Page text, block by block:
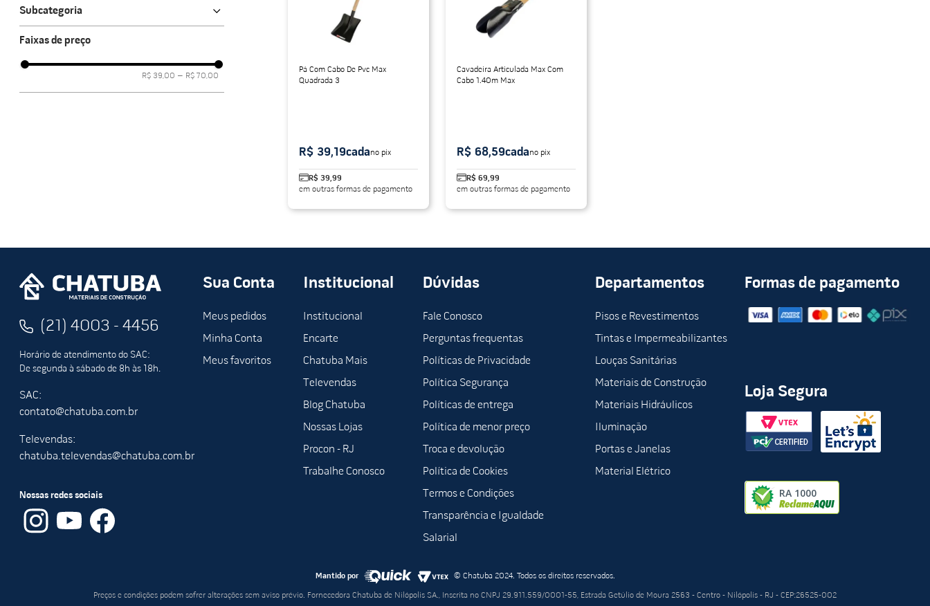
Subcategoria
Ferramentas para obra
Faixas de preço
R$ 39,00 – R$ 70,00
Pá Com Cabo De Pvc Max
Quadrada 3
R$ 39,99
em outras formas de pagamento
R$ 39,19cadano pix
Cavadeira Articulada Max Com
Cabo 1.40m Max
R$ 69,99
em outras formas de pagamento
R$ 68,59cadano pix
(21) 4003 - 4456
Horário de atendimento do SAC:
De segunda à sábado de 8h às 18h.
SAC:
contato@chatuba.com.br
Televendas:
chatuba.televendas@chatuba.com.br
Nossas redes sociais
Sua Conta
Meus pedidos
Minha Conta
Meus favoritos
Institucional
Institucional
Encarte
Chatuba Mais
Televendas
Blog Chatuba
Nossas Lojas
Procon - RJ
Trabalhe Conosco
Dúvidas
Fale Conosco
Perguntas frequentas
Políticas de Privacidade
Política Segurança
Políticas de entrega
Política de menor preço
Troca e devolução
Política de Cookies
Termos e Condições
Transparência e Igualdade
Salarial
Departamentos
Pisos e Revestimentos
Tintas e Impermeabilizantes
Louças Sanitárias
Materiais de Construção
Materiais Hidráulicos
Iluminação
Portas e Janelas
Material Elétrico
Formas de pagamento
Loja Segura
Mantido por © Chatuba 2024. Todos os direitos reservados.
Preços e condições podem sofrer alterações sem aviso prévio. Fornecedora Chatuba de Nilópolis SA., Inscrita no CNPJ 29.911.559/0001-55, Estrada Getúlio de Moura 2563 - Centro - Nilópolis - RJ - CEP:26525-002